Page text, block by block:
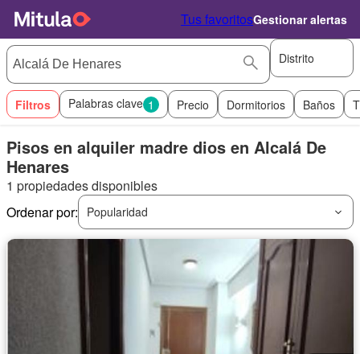
Tus favoritosGestionar alertas
Distrito
Filtros Palabras clave 1 Precio Dormitorios Baños
Pisos en alquiler madre dios en Alcalá De
Henares
1 propiedades disponibles
Ordenar por:
Popularidad